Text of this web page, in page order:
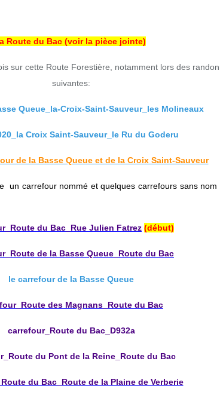
Route du Bac (voir la pièce jointe)
sur cette Route Forestière, notamment lors des
suivantes:
Queue_la-Croix-Saint-Sauveur_les Molineaux
Croix Saint-Sauveur_le Ru du Goderu
de la Basse Queue et de la Croix Saint-Sauveur
un carrefour nommé et quelques carrefours sans nom
du Bac_Rue Julien Fatrez (début)
de la Basse Queue_Route du Bac
le carrefour de la Basse Queue
des Magnans_Route du Bac
carrefour_Route du Bac_D932a
du Pont de la Reine_Route du Bac
du Bac_Route de la Plaine de Verberie